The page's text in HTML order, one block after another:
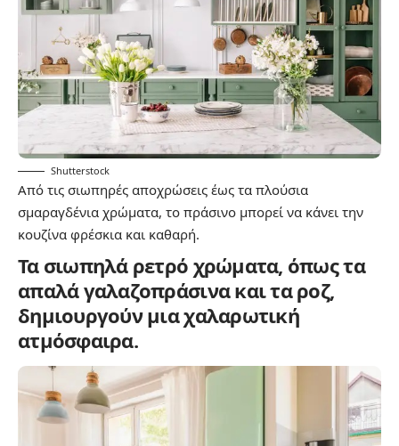
Shutterstock
Από τις σιωπηρές αποχρώσεις έως τα πλούσια
σμαραγδένια χρώματα, το πράσινο μπορεί να κάνει την
κουζίνα φρέσκια και καθαρή.
Τα σιωπηλά ρετρό χρώματα, όπως τα
απαλά γαλαζοπράσινα και τα ροζ,
δημιουργούν μια χαλαρωτική
ατμόσφαιρα.